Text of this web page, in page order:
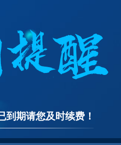
到期请您及时续费！